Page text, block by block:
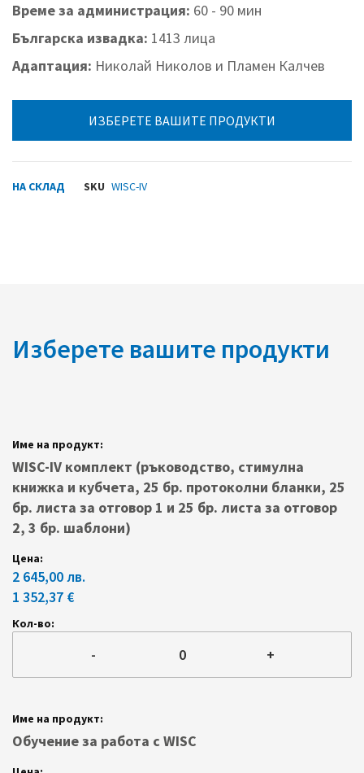
Време за администрация: 60 - 90 мин
Българска извадка: 1413 лица
Адаптация: Николай Николов и Пламен Калчев
ИЗБЕРЕТЕ ВАШИТЕ ПРОДУКТИ
НА СКЛАД SKU WISC-IV
Изберете вашите продукти
продуктови
елементи
WISC-IV комплект (ръководство, стимулна
книжка и кубчета, 25 бр. протоколни бланки, 25
бр. листа за отговор 1 и 25 бр. листа за отговор
2, 3 бр. шаблони)
2 645,00 лв.
1 352,37 €
- +
Обучение за работа с WISC